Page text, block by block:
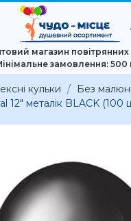
магазин повітрянних
замовлення: 500
кульки Без
12" металік BLACK (100